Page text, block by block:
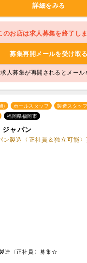
詳細をみる
のお店は求人募集を終了し
募集再開メールを受け取る
人募集が再開されるとメー
) ホールスタッフ 製造スタッフ
福岡県福岡市
ャパン
ン製造〈正社員＆独立可能
造〈正社員〉募集☆